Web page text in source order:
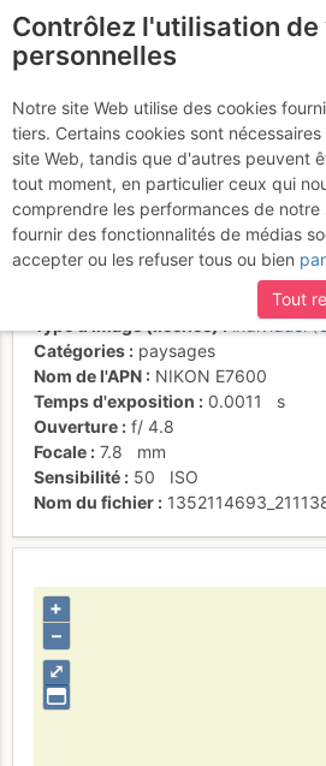
Vue sur Mont
Lyskamm
Activités
Date/heure
individuel
Catégories
paysages
Nom de l'APN
NIKON E7600
Temps d'exposition
0.0011
s
Ouverture
f/ 4.8
Focale
7.8
mm
Sensibilité
50
ISO
Nom du fichier
⤢
+
–
Contrôlez l'utilisation de
personnelles
Notre site Web utilise des cookies
tiers. Certains cookies sont
site Web, tandis que d'autres peuvent
tout moment, en particulier ceux qui
comprendre les performances de notre
fournir des fonctionnalités de médias
accepter ou les refuser tous ou bien
Tout